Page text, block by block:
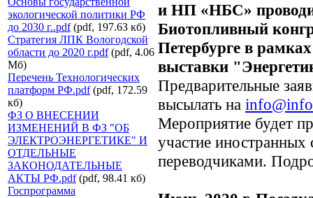
экологической политики РФ
до 2030 г..pdf(pdf, 197.63 кб)
Стратегия ЛПК Вологодской
области до 2020 г.pdf(pdf, 4.06
Мб)
Перечень Технологических
платформ РФ.pdf(pdf, 172.59
кб)
ФЗ О ВНЕСЕНИИ
ИЗМЕНЕНИЙ В ФЗ "ОБ
ЭЛЕКТРОЭНЕРГЕТИКЕ" И
ОТДЕЛЬНЫЕ
ЗАКОНОДАТЕЛЬНЫЕ
АКТЫ РФ.pdf(pdf, 98.41 кб)
Госпрограмма
и НП «НБС»
Биотопливный
Петербурге в рамках
выставки
Предварительные
высылать на
Мероприятие будет
участие иностранных
переводчиками.